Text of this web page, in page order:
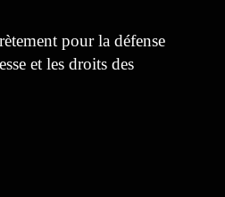
pour la défense
et les droits des